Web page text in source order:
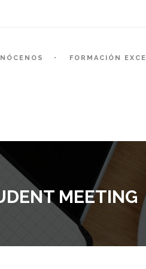
FORMACIÓN EXCE
MEETING